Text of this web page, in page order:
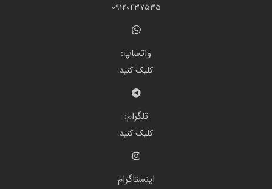
09120437535
واتساپ:
کلیک کنید
تلگرام:
کلیک کنید
اینستاگرام